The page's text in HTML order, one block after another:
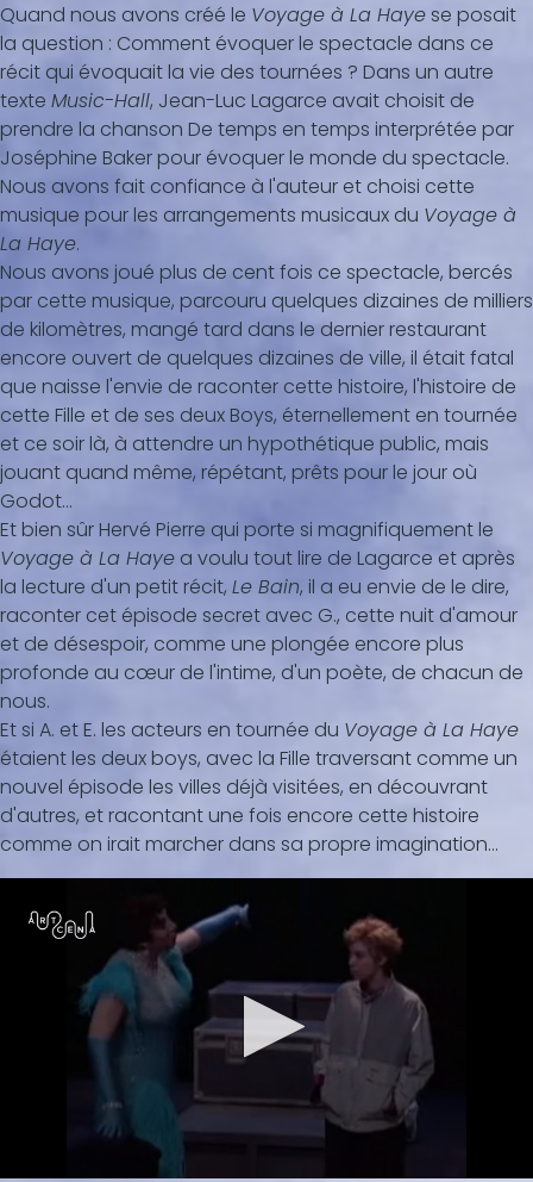
Quand nous avons créé le Voyage à La Hayese posait
la question : Comment évoquer le spectacle dans ce
récit qui évoquait la vie des tournées ? Dans un autre
texte Music-Hall, Jean-Luc Lagarce avait choisit de
prendre la chanson De temps en temps interprétée par
Joséphine Baker pour évoquer le monde du spectacle.
Nous avons fait confiance à l'auteur et choisi cette
musique pour les arrangements musicaux du Voyage à
La Haye.
Nous avons joué plus de cent fois ce spectacle, bercés
par cette musique, parcouru quelques dizaines de milliers
de kilomètres, mangé tard dans le dernier restaurant
encore ouvert de quelques dizaines de ville, il était fatal
que naisse l'envie de raconter cette histoire, l'histoire de
cette Fille et de ses deux Boys, éternellement en tournée
et ce soir là, à attendre un hypothétique public, mais
jouant quand même, répétant, prêts pour le jour où
Godot…
Et bien sûr Hervé Pierre qui porte si magnifiquement le
Voyage à La Haye a voulu tout lire de Lagarce et après
la lecture d'un petit récit, Le Bain, il a eu envie de le dire,
raconter cet épisode secret avec G., cette nuit d'amour
et de désespoir, comme une plongée encore plus
profonde au cœur de l'intime, d'un poète, de chacun de
nous.
Et si A. et E. les acteurs en tournée du Voyage à La Haye
étaient les deux boys, avec la Fille traversant comme un
nouvel épisode les villes déjà visitées, en découvrant
d'autres, et racontant une fois encore cette histoire
comme on irait marcher dans sa propre imagination...